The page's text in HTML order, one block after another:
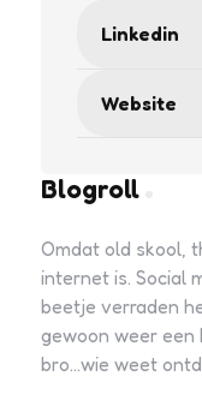
Linkedin
Website
Blogroll
Omdat old skool,
internet is. Social
beetje verraden
gewoon weer een
bro...wie weet